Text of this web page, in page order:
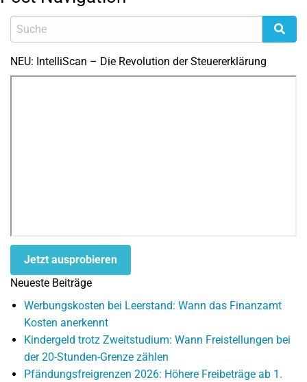
NEU: IntelliScan – Die Revolution der Steuererklärung
Jetzt ausprobieren
Neueste Beiträge
Werbungskosten bei Leerstand: Wann das Finanzamt
Kosten anerkennt
Kindergeld trotz Zweitstudium: Wann Freistellungen bei
der 20-Stunden-Grenze zählen
Pfändungsfreigrenzen 2026: Höhere Freibeträge ab 1.